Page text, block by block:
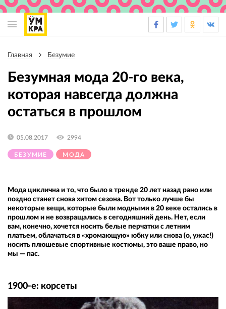
навигации
Главная Безумие
Безумная мода 20-го века,
которая навсегда должна
остаться в прошлом
БЕЗУМИЕ МОДА
05.08.2017 2994
Мода циклична и то, что было в тренде 20 лет назад рано или
поздно станет снова хитом сезона. Вот только лучше бы
некоторые вещи, которые были модными в 20 веке остались в
прошлом и не возвращались в сегодняшний день. Нет, если
вам, конечно, хочется носить белые перчатки с летним
платьем, облачаться в «хромающую» юбку или снова (о, ужас!)
носить плюшевые спортивные костюмы, это ваше право, но
мы — пас.
1900-е: корсеты